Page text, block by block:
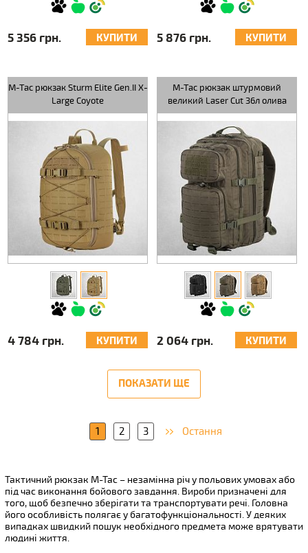
5 356 грн. КУПИТИ 5 876 грн. КУПИТИ
M-Tac рюкзак Sturm Elite Gen.II X-
Large Coyote
4 784 грн. КУПИТИ
M-Tac рюкзак штурмовий
великий Laser Cut 36л олива
2 064 грн. КУПИТИ
ПОКАЗАТИ ЩЕ
1 2 3 Остання
Тактичний рюкзак M-Tac – незамінна річ у польових умовах або
під час виконання бойового завдання. Вироби призначені для
того, щоб безпечно зберігати та транспортувати речі. Головна
його особливість полягає у багатофункціональності. У деяких
випадках швидкий пошук необхідного предмета може врятувати
людині життя.